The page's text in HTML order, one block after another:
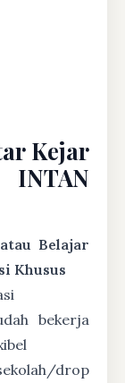
Kejar
Belajar
Khusus
bekerja
drop